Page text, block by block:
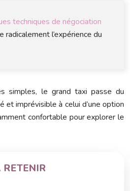
techniques de négociation
radicalement l’expérience du
simples, le grand taxi passe du
imprévisible à celui d’une option
confortable pour explorer le
RETENIR